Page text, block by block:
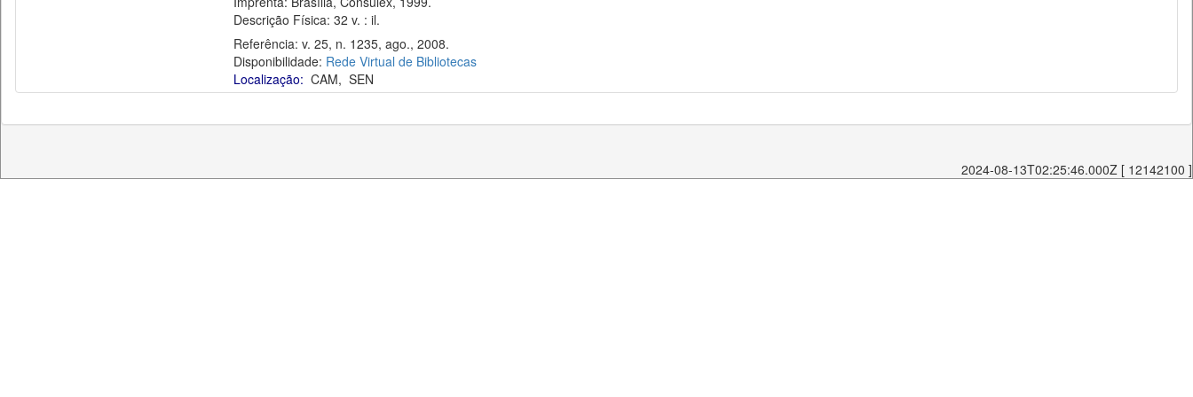
Descrição Física: 32 v. : il.
Referência: v. 25, n. 1235, ago., 2008.
Disponibilidade: Rede Virtual de Bibliotecas
Localização: CAM, SEN
2024-08-13T02:25:46.000Z [ 12142100 ]